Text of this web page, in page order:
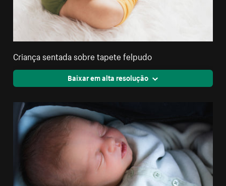
Criança sentada sobre tapete felpudo
Baixar em alta resolução